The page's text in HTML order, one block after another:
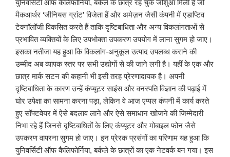
युनिवर्सिटी ऑफ कैलिफोर्निया, बर्कले के छात्र रह चुके जोशुआ मिली हैं जो
मैकआर्थर ‘जीनियस ग्रांट’ विजेता हैं और अमेज़न जैसी कंपनी में एडाप्टिव
टेक्नॉलॉजी विकसित करते हैं ताकि दृष्टिबाधिता और अन्य विकलांगताओं से
प्रभावित व्यक्तियों के लिए उपभोक्ता उपकरण उपयोग में लाना सुगम हो जाए।
इसका नतीजा यह हुआ कि विकलांग-अनुकूल उत्पाद उपलब्ध कराने की
उम्मीद अब व्यापक स्तर पर सभी उद्योगों से की जाने लगी है। यहीं के एक और
छात्र मार्क सटन की कहानी भी इसी तरह प्रेरणादायक है। अपनी
दृष्टिबाधिता के कारण उन्हें कंप्यूटर साइंस और वनस्पति विज्ञान की पढ़ाई में
घोर उपेक्षा का सामना करना पड़ा, लेकिन वे आज एप्पल कंपनी में कार्य करते
हुए सॉफ्टवेयर में ऐसे बदलाव लाने और ऐसे समाधान खोजने की जिम्मेदारी
निभा रहे हैं जिनसे दृष्टिबाधितों के लिए कंप्यूटर और मोबाइल फोन जैसे
उपकरण वापरना सुगम हो जाए। इन प्रेरक प्रसंगों का परिणाम यह हुआ कि
युनिवर्सिटी ऑफ कैलिफोर्निया, बर्कले के छात्रों का एक नेटवर्क बन गया। इस